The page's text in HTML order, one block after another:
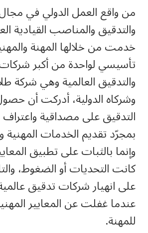
من واقع العمل الدولي في
والتدقيق والمناصب القيادية
خدمت من خلالها المهنة
تأسيسي لواحدة من أكبر
والتدقيق العالمية وهي شركة
وشركاه الدولية، أدركت أن
التدقيق على مصداقية
بمجرّد تقديم الخدمات المهنية
وإنما بالثبات على تطبيق
كانت التحديات أو الضغوط،
على انهيار شركات تدقيق
عندما غفلت عن المعايير
للمهنة.